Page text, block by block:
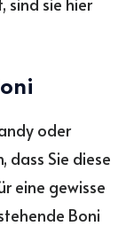
oder
dass Sie diese
eine gewisse
Boni